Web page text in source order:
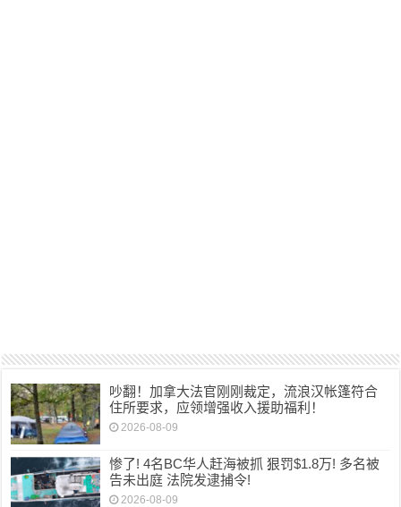
吵翻！加拿大法官刚刚裁定，流浪汉帐篷符合
住所要求，应领增强收入援助福利！
2026-08-09
惨了! 4名BC华人赶海被抓 狠罚$1.8万! 多名被
告未出庭 法院发逮捕令!
2026-08-09